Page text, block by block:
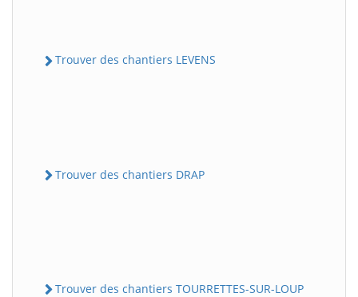
Trouver des chantiers LEVENS
Trouver des chantiers DRAP
Trouver des chantiers TOURRETTES-SUR-LOUP